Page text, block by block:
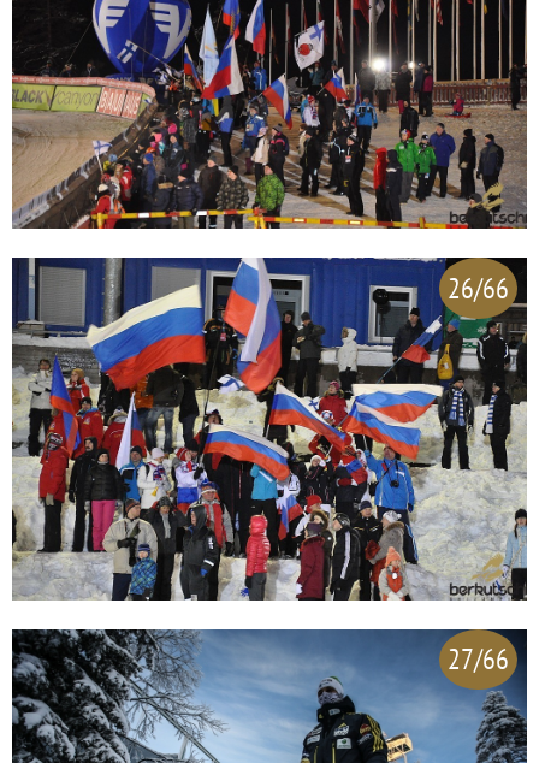
26/66
27/66